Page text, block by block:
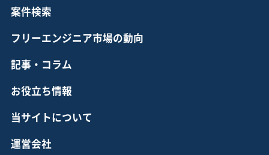
案件検索
フリーエンジニア市場の動向
記事・コラム
お役立ち情報
当サイトについて
運営会社